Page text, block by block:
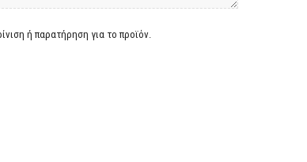
ή παρατήρηση για το προϊόν.